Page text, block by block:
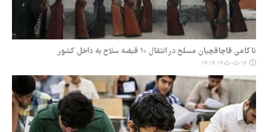
ناکامی قاچاقچیان مسلح در انتقال ۱۰ قبضه سلاح به داخل کشور
۱۴۰۵-۰۵-۱۶ ۱۴:۱۴